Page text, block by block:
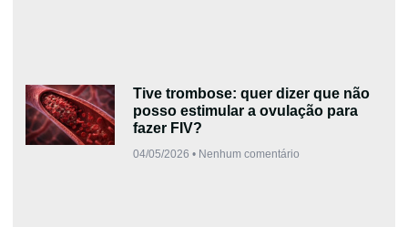
Tive trombose: quer dizer que não
posso estimular a ovulação para
fazer FIV?
04/05/2026 Nenhum comentário